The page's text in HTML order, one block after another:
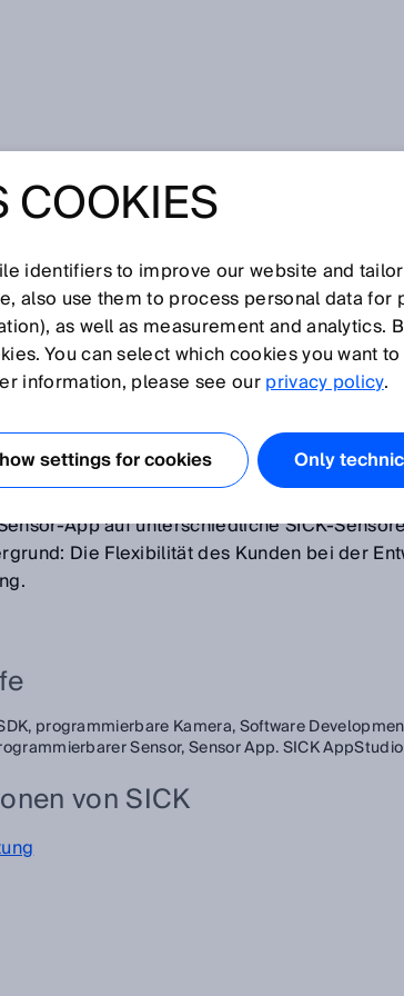
H I J K L M N O P Q R S T U
auf den Bedarf und die Anforderungen
zu entwickeln. Angefangen beim Design der
die Wahl der am besten geeigneten
App auf unterschiedliche SICK-
Die Flexibilität des Kunden bei der
programmierbare Kamera,Software
Sensor,Sensor App. SICK AppStudio
von SICK
COOKIES
identifiers to improve our website and
also use them to process personal data
as well as measurement and analytics.
You can select which cookies you want
information, please see ourprivacy policy.
settings for cookies Only